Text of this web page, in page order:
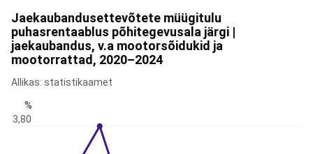
Jaekaubandusettevõtete müügitulu
puhasrentaablus põhitegevusala järgi |
jaekaubandus, v.a mootorsõidukid ja
mootorrattad, 2020–2024
Allikas: statistikaamet
3,80
%